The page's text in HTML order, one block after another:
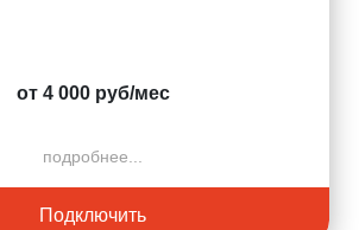
от 4 000 руб/мес
подробнее...
Подключить